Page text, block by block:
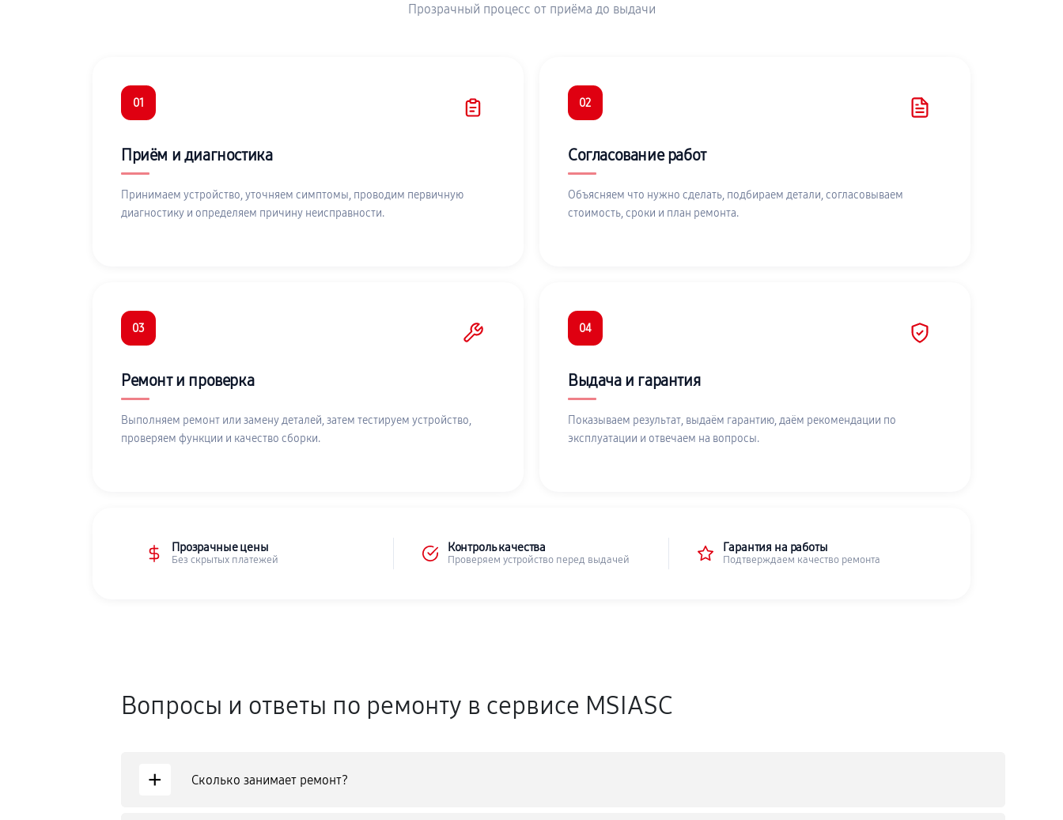
Прозрачный процесс от приёма до выдачи
01
Приём и диагностика
Принимаем устройство, уточняем симптомы, проводим первичную
диагностику и определяем причину неисправности.
02
Согласование работ
Объясняем что нужно сделать, подбираем детали, согласовываем
стоимость, сроки и план ремонта.
03
Ремонт и проверка
Выполняем ремонт или замену деталей, затем тестируем устройство,
проверяем функции и качество сборки.
04
Выдача и гарантия
Показываем результат, выдаём гарантию, даём рекомендации по
эксплуатации и отвечаем на вопросы.
Прозрачные цены
Без скрытых платежей
Контроль качества
Проверяем устройство перед выдачей
Гарантия на работы
Подтверждаем качество ремонта
Вопросы и ответы по ремонту в сервисе MSIASC
+ Сколько занимает ремонт?